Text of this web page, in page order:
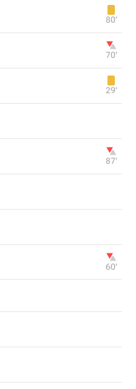
80‎’‎
70‎’‎
29‎’‎
87‎’‎
60‎’‎